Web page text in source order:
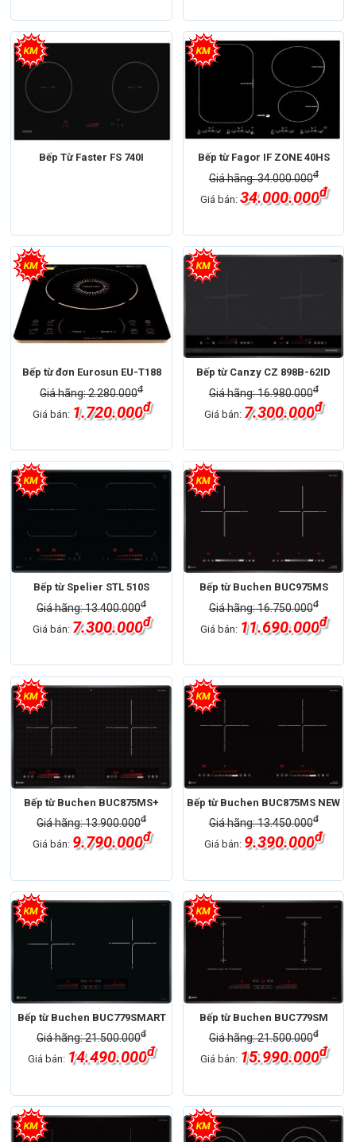
Bếp Từ Faster FS 740I Bếp từ Fagor IF ZONE 40HS
Giá hãng: 34.000.000đ
Giá bán: 34.000.000đ
Bếp từ đơn Eurosun EU-T188
Giá hãng: 2.280.000đ
Giá bán: 1.720.000đ
Bếp từ Canzy CZ 898B-62ID
Giá hãng: 16.980.000đ
Giá bán: 7.300.000đ
Bếp từ Spelier STL 510S
Giá hãng: 13.400.000đ
Giá bán: 7.300.000đ
Bếp từ Buchen BUC975MS
Giá hãng: 16.750.000đ
Giá bán: 11.690.000đ
Bếp từ Buchen BUC875MS+
Giá hãng: 13.900.000đ
Giá bán: 9.790.000đ
Bếp từ Buchen BUC875MS NEW
Giá hãng: 13.450.000đ
Giá bán: 9.390.000đ
Bếp từ Buchen BUC779SMART
Giá hãng: 21.500.000đ
Giá bán: 14.490.000đ
Bếp từ Buchen BUC779SM
Giá hãng: 21.500.000đ
Giá bán: 15.990.000đ